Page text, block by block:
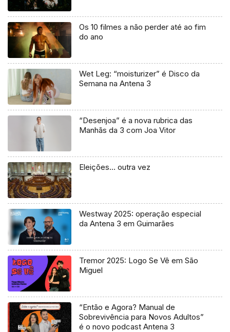
Os 10 filmes a não perder até ao fim
do ano
Wet Leg: “moisturizer” é Disco da
Semana na Antena 3
“Desenjoa” é a nova rubrica das
Manhãs da 3 com Joa Vitor
Eleições… outra vez
Westway 2025: operação especial
da Antena 3 em Guimarães
Tremor 2025: Logo Se Vê em São
Miguel
“Então e Agora? Manual de
Sobrevivência para Novos Adultos”
é o novo podcast Antena 3